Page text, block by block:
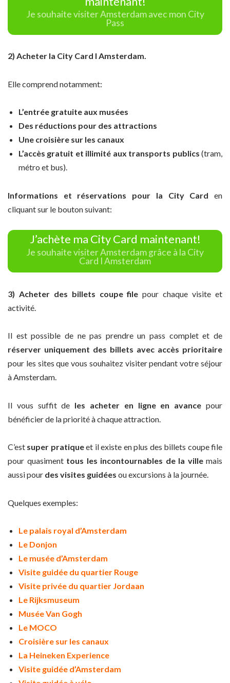
Je souhaite visiter Amsterdam avec mon City
Pass
2) Acheter la City Card I Amsterdam.
Elle comprend notamment:
L’entrée gratuite aux musées
Des réductions pour des attractions
Une croisière sur les canaux
L’accès gratuit et illimité aux transports publics (tram,
métro et bus).
Informations et réservations pour la City Card en
cliquant sur le bouton suivant:
J’achète ma City Card maintenant!
Je souhaite visiter Amsterdam grâce à la City
Card I Amsterdam
3) Acheter des billets coupe file pour chaque visite et
activité.
Il est possible de ne pas prendre un pass complet et de
réserver uniquement des billets avec accès prioritaire
pour les sites que vous souhaitez visiter pendant votre séjour
à Amsterdam.
Il vous suffit de les acheter en ligne en avance pour
bénéficier de la priorité à chaque attraction.
C’est super pratiqueet il existe en plus des billets coupe file
pour quasimenttous les incontournables de la villemais
aussi pour des visites guidées ou excursions à la journée.
Quelques exemples:
Le palais royal d’Amsterdam
Le Donjon
Le musée d’Amsterdam
Visite guidée du quartier Rouge
Visite privée du quartier Jordaan
Le Rijksmuseum
Musée Van Gogh
Le MOCO
Croisière sur les canaux
La Heineken Experience
Visite guidée d’Amsterdam